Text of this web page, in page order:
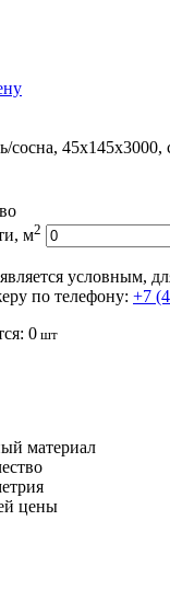
сосна,
м2
условным,
по телефону: +7
0 шт
материал
цены